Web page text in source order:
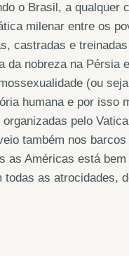
o Brasil, a qualquer
milenar entre os
castradas e
nobreza na Pérsia
(ou
humana e por isso
pelo
também nos barcos
as Américas está
as atrocidades,